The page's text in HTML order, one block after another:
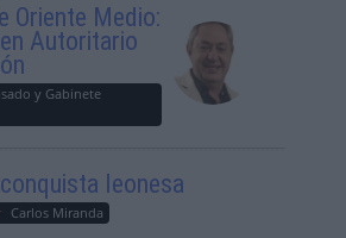
Oriente Medio:
Autoritario
y Gabinete
leonesa
Carlos Miranda